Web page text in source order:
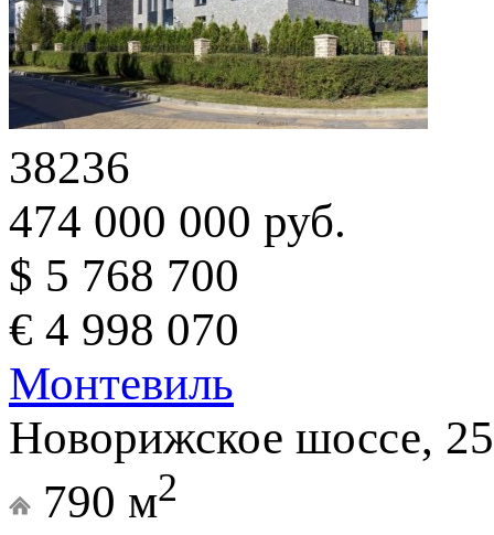
38236
474 000 000 руб.
$ 5 768 700
€ 4 998 070
Монтевиль
Новорижское шоссе,
790 м2